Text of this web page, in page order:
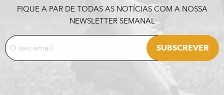
FIQUE A PAR DE TODAS AS NOTÍCIAS COM A NOSSA
NEWSLETTER SEMANAL